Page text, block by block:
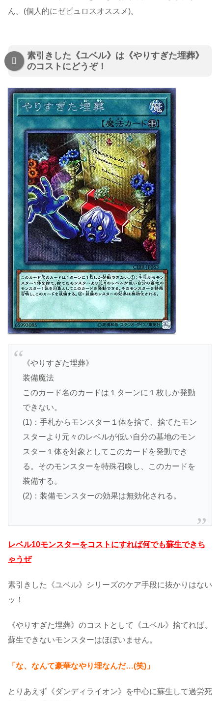
ん。(個人的にゼピュロスオススメ)。
素引きした《ユベル》は《やりすぎた埋葬》
のコストにどうぞ！
《やりすぎた埋葬》
装備魔法
このカード名のカードは１ターンに１枚しか発動
できない。
(1)：手札からモンスター１体を捨て、捨てたモン
スターより元々のレベルが低い自分の墓地のモン
スター１体を対象としてこのカードを発動でき
る。そのモンスターを特殊召喚し、このカードを
装備する。
(2)：装備モンスターの効果は無効化される。
レベル10モンスターをコストにすれば何でも蘇生できち
ゃうぜ
素引きした《ユベル》シリーズのケア手段に抜かりはない
ッ！
《やりすぎた埋葬》のコストとして《ユベル》捨てれば、
蘇生できないモンスターはほぼいません。
「な、なんて豪華なやり埋なんだ…(笑)」
とりあえず《ダンディライオン》を中心に蘇生して過労死